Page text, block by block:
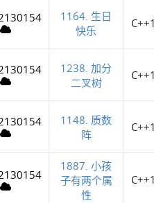
1164. 生日
快乐
1238. 加分
二叉树
1148. 质数
阵
1887. 小孩
子有两个属
性